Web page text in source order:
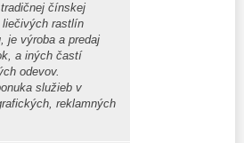
čínskej
rastlín
je výroba a predaj
a iných častí
odevov.
služieb v
reklamných